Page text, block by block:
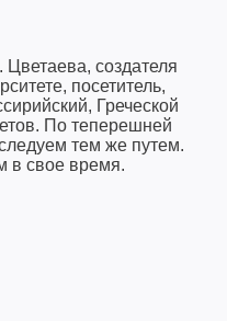
создателя
посетитель,
Греческой
По теперешней
тем же путем.
в свое время.